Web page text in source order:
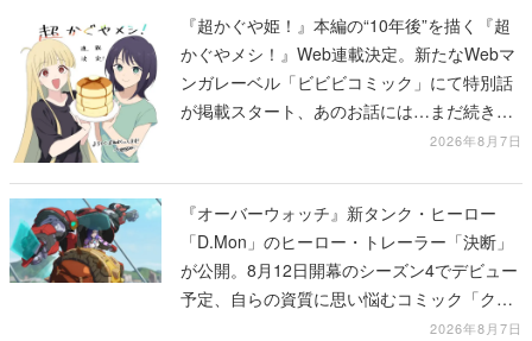
『超かぐや姫！』本編の“10年後”を描く『超
かぐやメシ！』Web連載決定。新たなWebマ
ンガレーベル「ビビビコミック」にて特別話
が掲載スタート、あのお話には…まだ続きが
2026年8月7日
『オーバーウォッチ』新タンク・ヒーロー
「D.Mon」のヒーロー・トレーラー「決断」
が公開。8月12日開幕のシーズン4でデビュー
予定、自らの資質に思い悩むコミック「クロ
2026年8月7日